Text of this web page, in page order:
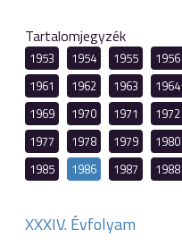
Tartalomjegyzék
1953 1954 1955 1956
1961
1962 1963 1964
1969
1970 1971 1972
1977
1978 1979 1980
1985
1986 1987 1988
XXXIV. Évfolyam